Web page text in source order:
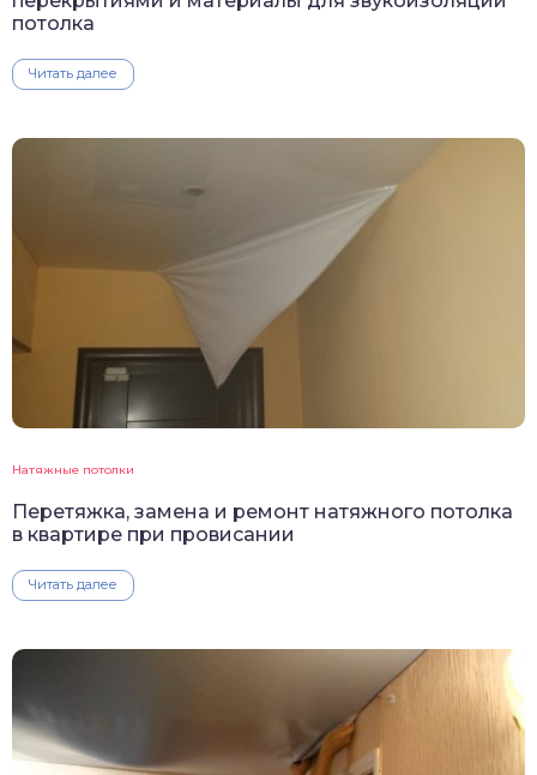
потолка
Читать далее
Натяжные потолки
Перетяжка, замена и ремонт натяжного потолка
в квартире при провисании
Читать далее